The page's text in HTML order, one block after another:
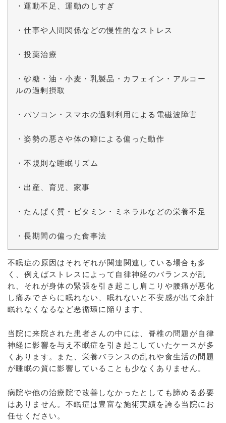
・運動不足、運動のしすぎ
・仕事や人間関係などの慢性的なストレス
・投薬治療
・砂糖・油・小麦・乳製品・カフェイン・アルコー
ルの過剰摂取
・パソコン・スマホの過剰利用による電磁波障害
・姿勢の悪さや体の癖による偏った動作
・不規則な睡眠リズム
・出産、育児、家事
・たんぱく質・ビタミン・ミネラルなどの栄養不足
・長期間の偏った食事法
不眠症の原因はそれぞれが関連関連している場合も多
く、例えばストレスによって自律神経のバランスが乱
れ、それが身体の緊張を引き起こし肩こりや腰痛が悪化
し痛みでさらに眠れない、眠れないと不安感が出て余計
眠れなくなるなど悪循環に陥ります。
当院に来院された患者さんの中には、脊椎の問題が自律
神経に影響を与え不眠症を引き起こしていたケースが多
くあります。また、栄養バランスの乱れや食生活の問題
が睡眠の質に影響していることも少なくありません。
病院や他の治療院で改善しなかったとしても諦める必要
はありません。不眠症は豊富な施術実績を誇る当院にお
任せください。